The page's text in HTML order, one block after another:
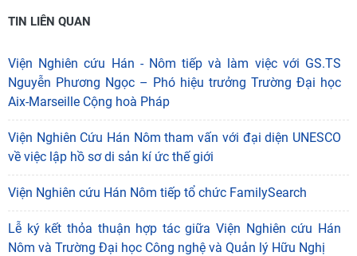
TIN LIÊN QUAN
Viện Nghiên cứu Hán - Nôm tiếp và làm việc với GS.TS
Nguyễn Phương Ngọc – Phó hiệu trưởng Trường Đại học
Aix-Marseille Cộng hoà Pháp
Viện Nghiên Cứu Hán Nôm tham vấn với đại diện UNESCO
về việc lập hồ sơ di sản kí ức thế giới
Viện Nghiên cứu Hán Nôm tiếp tổ chức FamilySearch
Lễ ký kết thỏa thuận hợp tác giữa Viện Nghiên cứu Hán
Nôm và Trường Đại học Công nghệ và Quản lý Hữu Nghị